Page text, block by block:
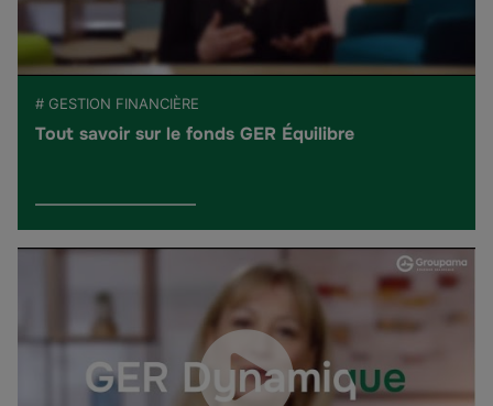
# GESTION FINANCIÈRE
Tout savoir sur le fonds GER Équilibre